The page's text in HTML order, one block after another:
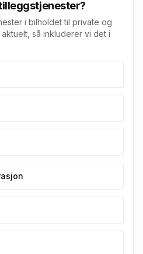
i bilholdet til private og
så inkluderer vi det i